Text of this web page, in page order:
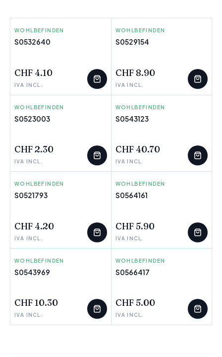
LLONGUERAS
WOHLBEFINDEN
S0532640
CHF 4.10
IVA INCL.
FAROUK
WOHLBEFINDEN
S0529154
CHF 8.90
IVA INCL.
BETER
WOHLBEFINDEN
S0523003
CHF 2.30
IVA INCL.
CHANEL
WOHLBEFINDEN
S0543123
CHF 40.70
IVA INCL.
AZALEA
WOHLBEFINDEN
S0521793
CHF 4.20
IVA INCL.
INSTITUTO ESPAÑOL
WOHLBEFINDEN
S0564161
CHF 5.90
IVA INCL.
BETER
WOHLBEFINDEN
S0543969
CHF 10.30
IVA INCL.
GARNIER
WOHLBEFINDEN
S0566417
CHF 5.00
IVA INCL.